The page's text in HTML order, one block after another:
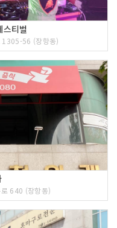
스티벌
1305-56 (장항동)
640 (장항동)